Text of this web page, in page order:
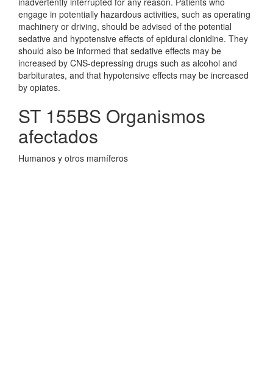
engage in potentially hazardous activities, such as operating
machinery or driving, should be advised of the potential
sedative and hypotensive effects of epidural clonidine. They
should also be informed that sedative effects may be
increased by CNS-depressing drugs such as alcohol and
barbiturates, and that hypotensive effects may be increased
by opiates.
ST 155BS Organismos
afectados
Humanos y otros mamíferos